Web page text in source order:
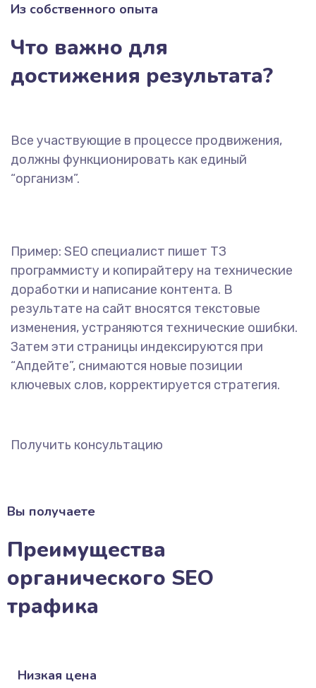
Из собственного опыта
Что важно для
достижения результата?
Все участвующие в процессе продвижения,
должны функционировать как единый
“организм”.
Пример: SEO специалист пишет ТЗ
программисту и копирайтеру на технические
доработки и написание контента. В
результате на сайт вносятся текстовые
изменения, устраняются технические ошибки.
Затем эти страницы индексируются при
“Апдейте”, снимаются новые позиции
ключевых слов, корректируется стратегия.
Получить консультацию
Вы получаете
Преимущества
органического SEO
трафика
Низкая цена